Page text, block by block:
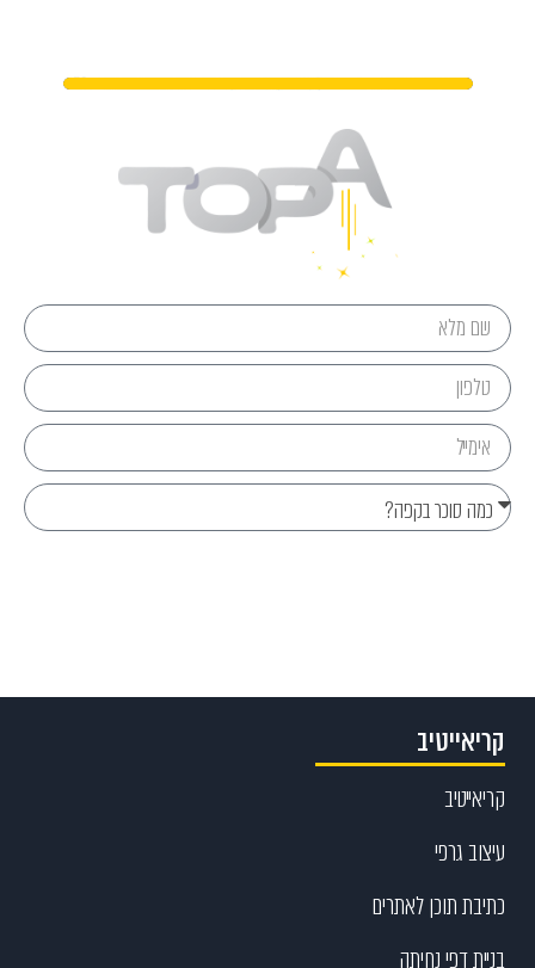
קריאייטיב
קריאייטיב
עיצוב גרפי
כתיבת תוכן לאתרים
בניית דפי נחיתה